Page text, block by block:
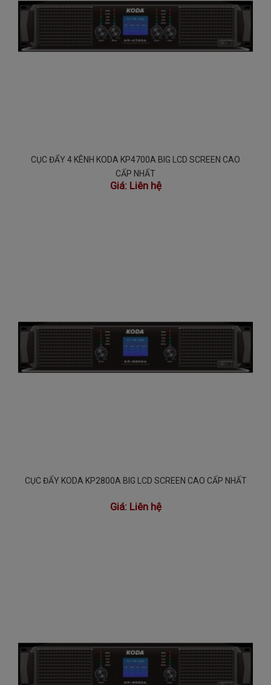
CỤC ĐẨY 4 KÊNH KODA KP4700A BIG LCD SCREEN CAO
CẤP NHẤT
Giá: Liên hệ
CỤC ĐẨY KODA KP2800A BIG LCD SCREEN CAO CẤP NHẤT
Giá: Liên hệ